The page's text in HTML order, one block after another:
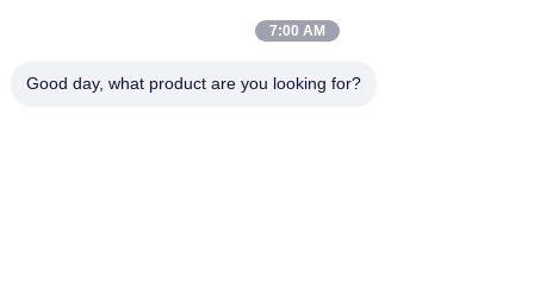
7:00 AM
Good day, what product are you looking for?